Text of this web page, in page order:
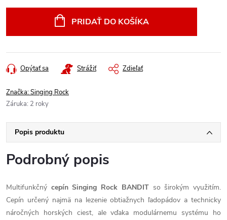
PRIDAŤ DO KOŠÍKA
Opýtať sa Strážiť Zdieľať
Značka:Singing Rock
Záruka: 2 roky
Popis produktu
Podrobný popis
Multifunkčný cepín Singing Rock BANDITso širokým využitím.
Cepín určený najmä na lezenie obtiažnych ľadopádov a technicky
náročných horských ciest, ale vďaka modulárnemu systému ho